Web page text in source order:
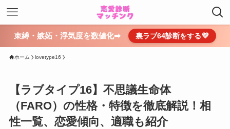
束縛・嫉妬・浮気度を数値化➡ 裏ラブ64診断をする💜
ホーム lovetype16
【ラブタイプ16】不思議生命体
（FARO）の性格・特徴を徹底解説！相
性一覧、恋愛傾向、適職も紹介